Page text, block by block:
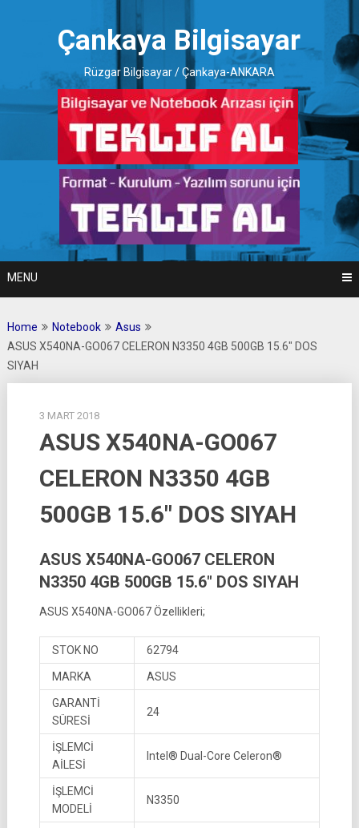
Çankaya Bilgisayar
Rüzgar Bilgisayar / Çankaya-ANKARA
MENU
Home Notebook
Asus
ASUS X540NA-GO067 CELERON N3350 4GB 500GB 15.6″ DOS
SIYAH
3 MART 2018
ASUS X540NA-GO067
CELERON N3350 4GB
500GB 15.6″ DOS SIYAH
ASUS X540NA-GO067 CELERON
N3350 4GB 500GB 15.6″ DOS SIYAH
ASUS X540NA-GO067 Özellikleri;
STOK NO 62794
MARKA ASUS
GARANTİ
SÜRESİ
24
İŞLEMCİ
AİLESİ
Intel® Dual-Core Celeron®
İŞLEMCİ
MODELİ
N3350